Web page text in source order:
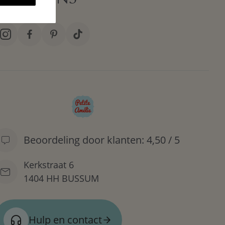
plek, dan staat onsmini houten speelkeukentje
Beoordeling door klanten: 4,50 / 5
Kerkstraat 6
1404 HH BUSSUM
Hulp en contact